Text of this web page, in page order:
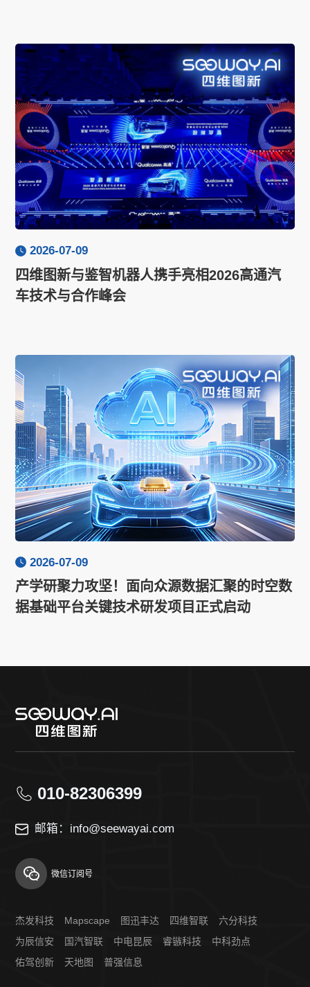
2026-07-09
四维图新与鉴智机器人携手亮相2026高通汽
车技术与合作峰会
2026-07-09
产学研聚力攻坚！面向众源数据汇聚的时空数
据基础平台关键技术研发项目正式启动
010-82306399
邮箱：info@seewayai.com
微信订阅号
杰发科技 Mapscape 图迅丰达 四维智联
六分科技
为辰信安
国汽智联 中电昆辰 睿镞科技
中科劲点
佑驾创新
天地图 普强信息